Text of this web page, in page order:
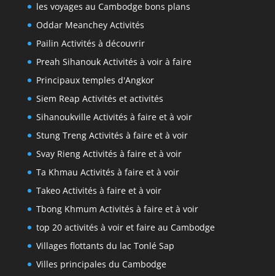
les voyages au Cambodge bons plans
Oddar Meanchey Activités
Pailin Activités à découvrir
Preah Sihanouk Activités à voir à faire
Principaux temples d'Angkor
Siem Reap Activités et activités
Sihanoukville Activités à faire et à voir
Stung Treng Activités à faire et à voir
Svay Rieng Activités à faire et à voir
Ta Khmau Activités à faire et à voir
Takeo Activités à faire et à voir
Tbong Khmum Activités à faire et à voir
top 20 activités à voir et faire au Cambodge
Villages flottants du lac Tonlé Sap
Villes principales du Cambodge